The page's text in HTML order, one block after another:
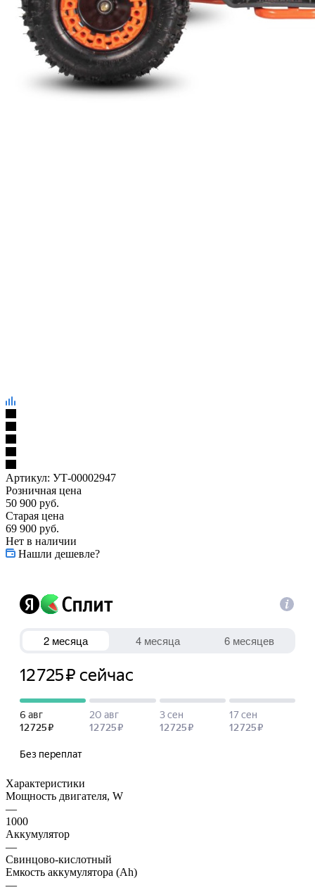
Артикул: УТ-00002947
Розничная цена
50 900 руб.
Старая цена
69 900 руб.
Нет в наличии
Нашли дешевле?
Характеристики
Мощность двигателя, W
—
1000
Аккумулятор
—
Свинцово-кислотный
Емкость аккумулятора (Ah)
—